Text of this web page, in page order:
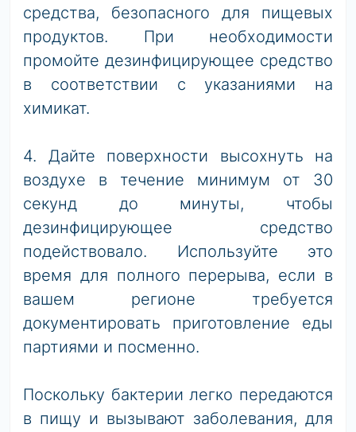
средства, безопасного для пищевых
продуктов. При необходимости
промойте дезинфицирующее средство
в соответствии с указаниями на
химикат.
4. Дайте поверхности высохнуть на
воздухе в течение минимум от 30
секунд до минуты, чтобы
дезинфицирующее средство
подействовало. Используйте это
время для полного перерыва, если в
вашем регионе требуется
документировать приготовление еды
партиями и посменно.
Поскольку бактерии легко передаются
в пищу и вызывают заболевания, для